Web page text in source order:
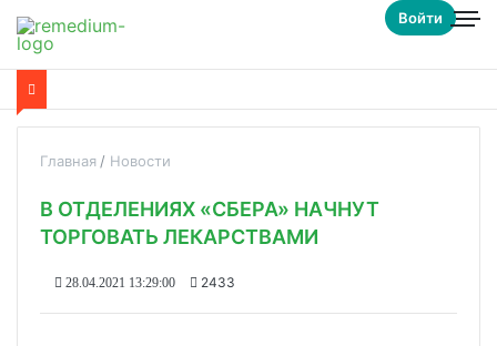
Войти
Главная Новости
В ОТДЕЛЕНИЯХ «СБЕРА» НАЧНУТ
ТОРГОВАТЬ ЛЕКАРСТВАМИ
28.04.2021 13:29:00 2433